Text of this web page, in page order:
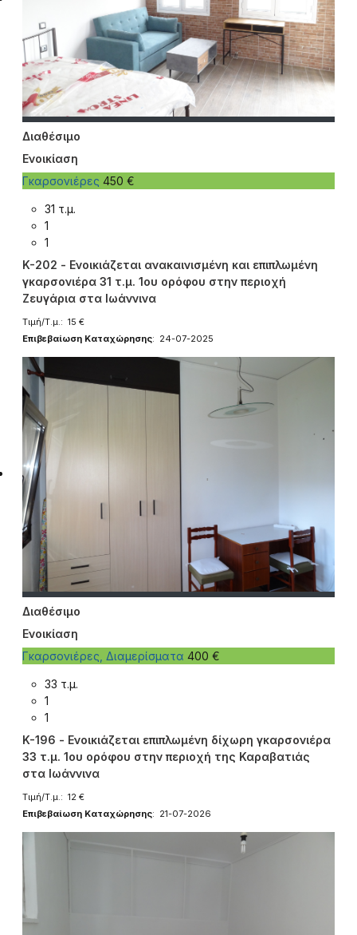
Διαθέσιμο
Ενοικίαση
Γκαρσονιέρες 450 €
31 τ.μ.
1
1
K-202 - Ενοικιάζεται ανακαινισμένη και επιπλωμένη
γκαρσονιέρα 31 τ.μ. 1ου ορόφου στην περιοχή
Ζευγάρια στα Ιωάννινα
Τιμή/Τ.μ.: 15 €
Επιβεβαίωση Καταχώρησης: 24-07-2025
Διαθέσιμο
Ενοικίαση
Γκαρσονιέρες, Διαμερίσματα 400 €
33 τ.μ.
1
1
K-196 - Ενοικιάζεται επιπλωμένη δίχωρη γκαρσονιέρα
33 τ.μ. 1ου ορόφου στην περιοχή της Καραβατιάς
στα Ιωάννινα
Τιμή/Τ.μ.: 12 €
Επιβεβαίωση Καταχώρησης: 21-07-2026